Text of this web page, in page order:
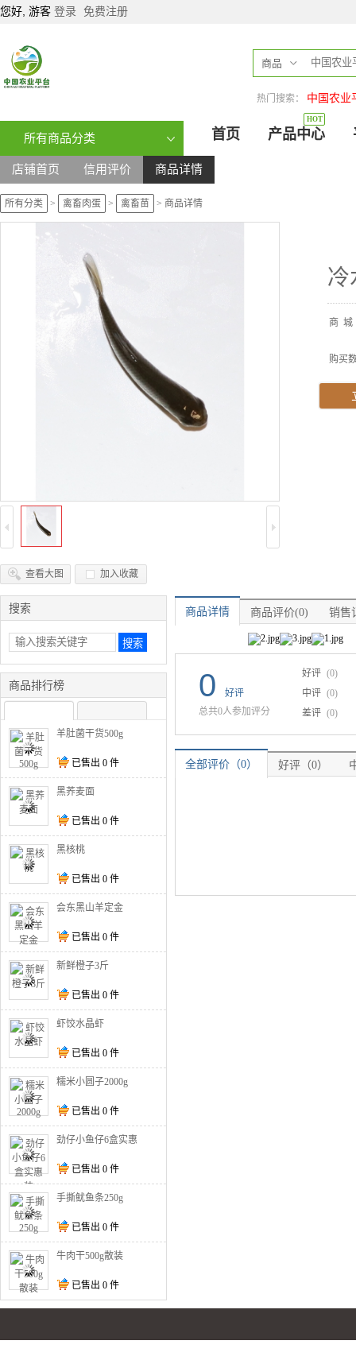
您好, 游客 登录 免费注册
商品
热门搜索： 中国农业
所有商品分类 首页 产品中心
HOT
店铺首页 信用评价 商品详情
所有分类 > 禽畜肉蛋 > 禽畜苗 > 商品详情
查看大图 加入收藏
冷
商 城
购买
搜索
商品排行榜
羊肚菌干货500g
已售出 0 件
黑荞麦面
已售出 0 件
黑核桃
已售出 0 件
会东黑山羊定金
已售出 0 件
新鲜橙子3斤
已售出 0 件
虾饺水晶虾
已售出 0 件
糯米小圆子2000g
已售出 0 件
劲仔小鱼仔6盒实惠
已售出 0 件
手撕鱿鱼条250g
已售出 0 件
牛肉干500g散装
已售出 0 件
商品详情 商品评价(0) 销售
0
好评
总共0人参加评分
好评 (0)
中评 (0)
差评 (0)
全部评价（0） 好评（0）